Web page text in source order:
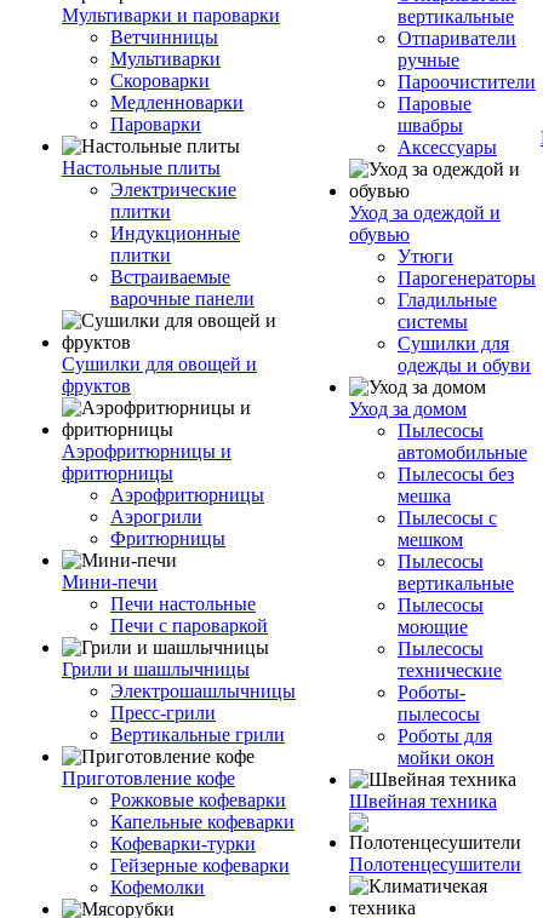
Мультиварки и пароварки
Ветчинницы
Мультиварки
Скороварки
Медленноварки
Пароварки
Настольные плиты
Электрические
плитки
Индукционные
плитки
Встраиваемые
варочные панели
Сушилки для овощей и
фруктов
Аэрофритюрницы и
фритюрницы
Аэрофритюрницы
Аэрогрили
Фритюрницы
Мини-печи
Печи настольные
Печи с пароваркой
Грили и шашлычницы
Электрошашлычницы
Пресс-грили
Вертикальные грили
Приготовление кофе
Рожковые кофеварки
Капельные кофеварки
Кофеварки-турки
Гейзерные кофеварки
Кофемолки
вертикальные
Отпариватели
ручные
Пароочистители
Паровые
швабры
Аксессуары
Уход за одеждой и
обувью
Утюги
Парогенераторы
Гладильные
системы
Сушилки для
одежды и обуви
Уход за домом
Пылесосы
автомобильные
Пылесосы без
мешка
Пылесосы с
мешком
Пылесосы
вертикальные
Пылесосы
моющие
Пылесосы
технические
Роботы-
пылесосы
Роботы для
мойки окон
Швейная техника
Полотенцесушители